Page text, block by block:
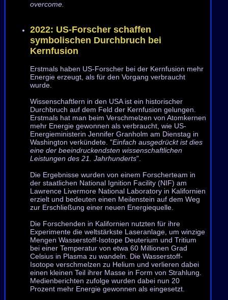
overcome.
2022: US-Forscher schaffen
symbolischen Durchbruch bei
Kernfusion
Erstmals haben US-Forscher bei der Kernfusion mehr
Energie erzeugt, als für den Vorgang verbraucht
wurde.
Wissenschaftlern in den USA ist ein historischer
Durchbruch auf dem Feld der Kernfusion gelungen.
Erstmals hat man beim Verschmelzen von Atomkernen
mehr Energie gewonnen als verbraucht, wie US-
Energieministerin Jennifer Granholm am Dienstag in
Washington verkündete. "Einfach ausgedrückt ist dies
eine der beeindruckendsten wissenschaftlichen
Leistungen des 21. Jahrhunderts".
Die Ergebnisse wurden von einem Forscherteam in
der staatlichen National Ignition Facility (NIF) am
Lawrence Livermore National Laboratory in Kalifornien
erzielt und bedeuten einen Meilenstein auf dem Weg
zur Erschließung einer neuen Energiequelle.
Die Forschenden in Kalifornien nutzten für ihre
Experimente die weltstärkste Laseranlage, um winzige
Mengen Wasserstoff-Isotope Deuterium und Tritium
bei einer Temperatur von etwa 60 Millionen Grad
Celsius in Plasma zu wandeln. Die Wasserstoff-
Isotope verschmelzen zu Helium und verlieren dabei
einen kleinen Teil ihrer Masse in Form von Strahlung.
Medienberichten zufolge wurden dabei nun 20
Prozent mehr Energie gewonnen als eingesetzt.